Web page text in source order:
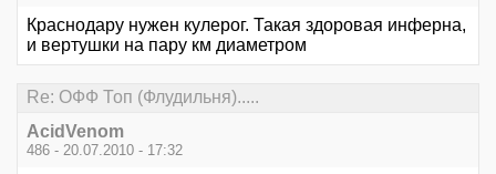
Краснодару нужен кулерог. Такая здоровая инферна,
и вертушки на пару км диаметром
Re: ОФФ Топ (Флудильня).....
AcidVenom
486 - 20.07.2010 - 17:32